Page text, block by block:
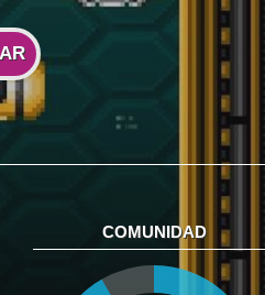
COMUNIDAD